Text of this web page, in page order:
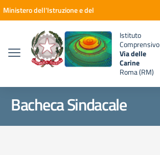
Vai ai contenuti
Vai al menu di navigazione
Vai al footer
Ministero dell'Istruzione e del
Istituto
Comprensivo
Via delle
Carine
Roma (RM)
Bacheca Sindacale